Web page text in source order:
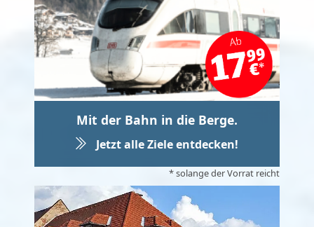
Mit der Bahn in die Berge.
Jetzt alle Ziele entdecken!
* solange der Vorrat reicht